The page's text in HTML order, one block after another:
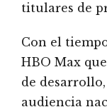
titulares de
Con el
HBO Max
de
audiencia